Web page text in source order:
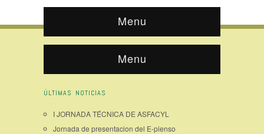
Menu
Menu
ÚLTIMAS NOTICIAS
I JORNADA TÉCNICA DE ASFACYL
Jornada de presentacion del E-pienso